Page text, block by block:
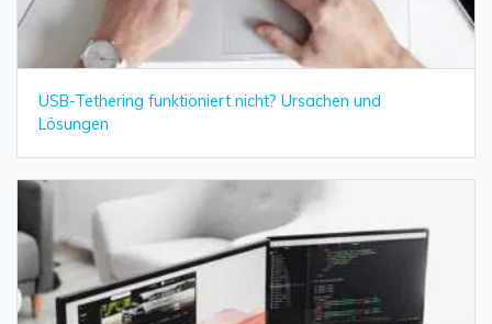
USB-Tethering funktioniert nicht? Ursachen und
Lösungen